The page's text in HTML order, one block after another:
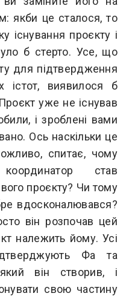
якби це сталося, то
існування проєкту і
б стерто. Усе, що
для підтвердження
істот, виявилося б
уже не існував
і зроблені вами
Ось наскільки це
спитає, чому
став
проєкту? Чи тому
вдосконалювався?
він розпочав цей
належить йому. Усі
Фа та
він створив, і
свою частину